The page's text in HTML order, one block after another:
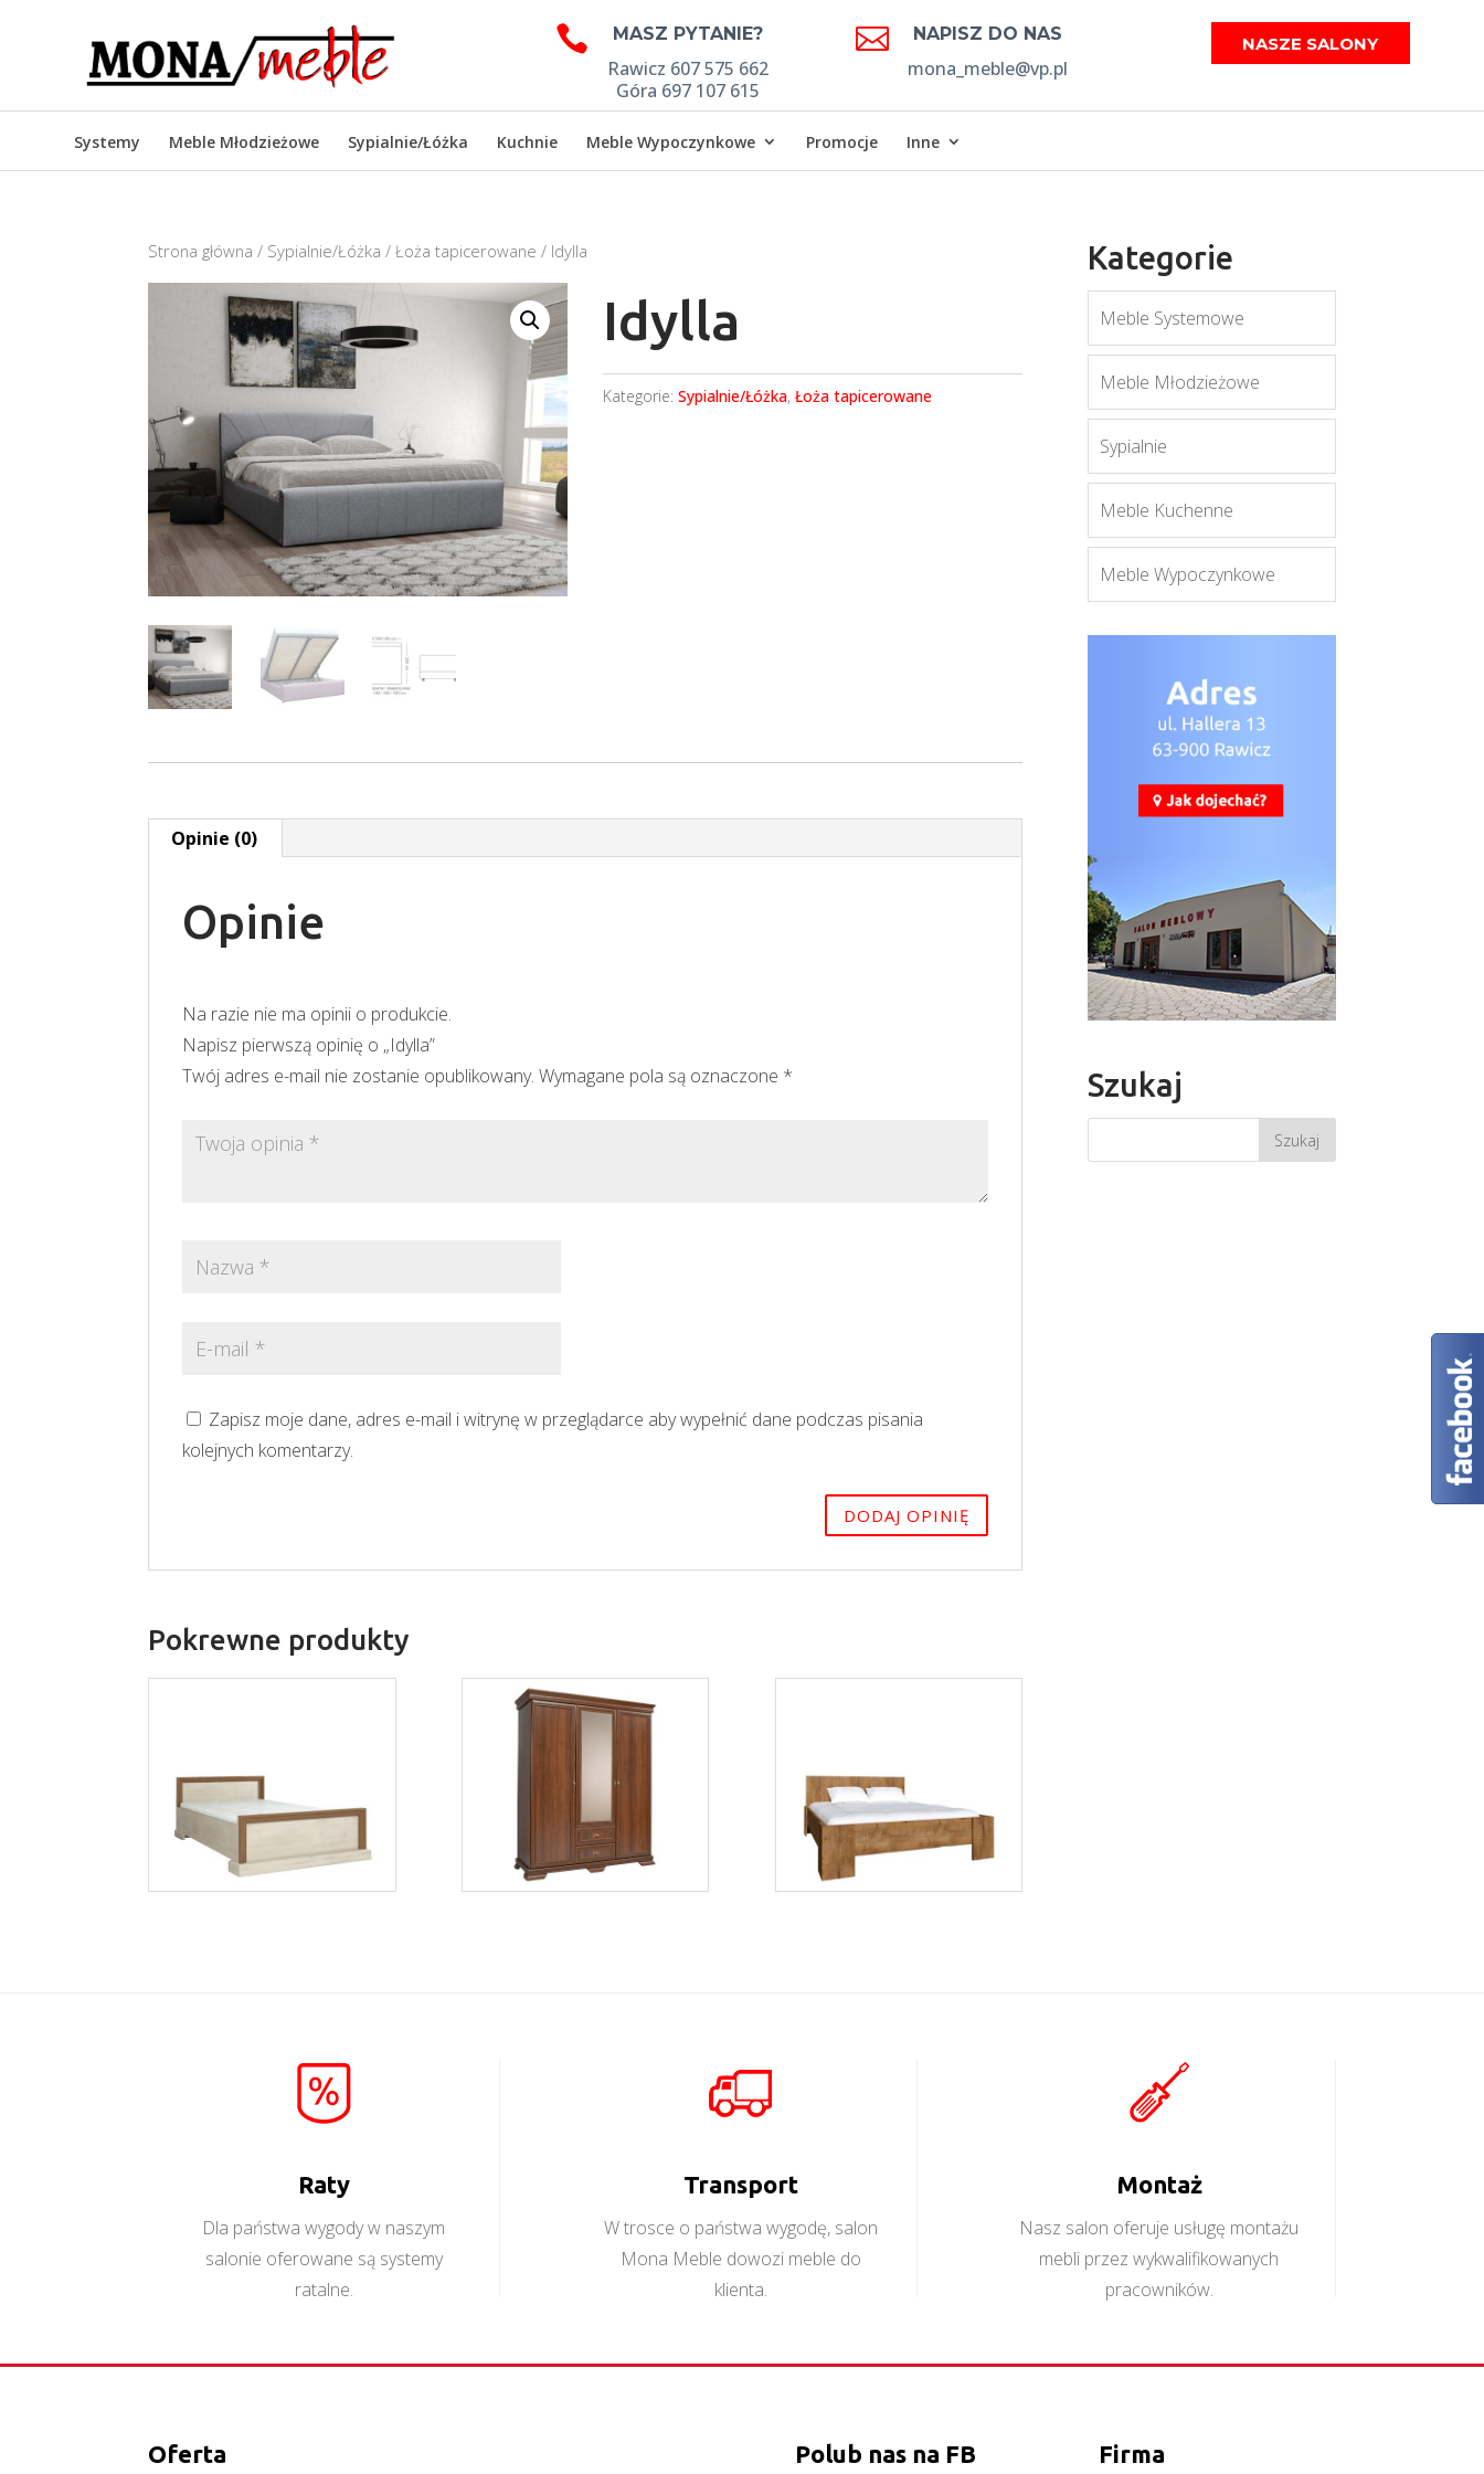
 MASZ PYTANIE?
Rawicz 607 575 662
Góra 697 107 615
 NAPISZ DO NAS
mona_meble@vp.pl
NASZE SALONY
Systemy Meble Młodzieżowe Sypialnie/Łóżka Kuchnie Meble Wypoczynkowe Promocje Inne
Strona główna / Sypialnie/Łóżka /Łoża tapicerowane / Idylla
Idylla
Kategorie:Sypialnie/Łóżka,Łoża tapicerowane
Opinie (0)
Opinie
Na razie nie ma opinii o produkcie.
Napisz pierwszą opinię o „Idylla”
Twój adres e-mail nie zostanie opublikowany. Wymagane pola są oznaczone *
Zapisz moje dane, adres e-mail i witrynę w przeglądarce aby wypełnić dane podczas pisania
kolejnych komentarzy.
Pokrewne produkty
Więcej
Kategorie
Meble Systemowe
Meble Młodzieżowe
Sypialnie
Meble Kuchenne
Meble Wypoczynkowe
Szukaj
Raty
Dla państwa wygody w naszym
salonie oferowane są systemy
ratalne.
Transport
W trosce o państwa wygodę, salon
Mona Meble dowozi meble do
klienta.
Montaż
Nasz salon oferuje usługę montażu
mebli przez wykwalifikowanych
pracowników.
Oferta Polub nas na FB Firma